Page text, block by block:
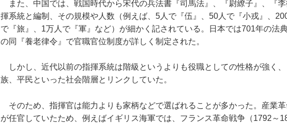
また、中国では、戦国時代から宋代の兵法書『司馬法』、『尉繚子』、『
揮系統と編制、その規模や人数（例えば、5人で『伍』、50人で『小戎』、
で『旅』、1万人で『軍』など）が細かく記されている。日本では701年の法
の同『養老律令』で官職官位制度が詳しく制定された。
しかし、近代以前の指揮系統は階級というよりも役職としての性格が強く
族、平民といった社会階層とリンクしていた。
そのため、指揮官は能力よりも家柄などで選ばれることが多かった。産業
が任官していたため、例えばイギリス海軍では、フランス革命戦争（1792～